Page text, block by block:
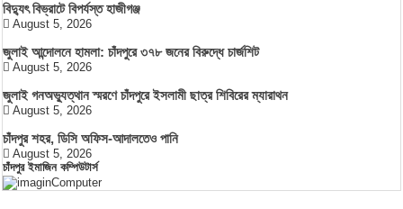
বিদ্যুৎ বিভ্রাটে বিপর্যস্ত হাজীগঞ্জ
August 5, 2026
জুলাই আন্দোলনে হামলা: চাঁদপুরে ৩৭৮ জনের বিরুদ্ধে চার্জশিট
August 5, 2026
জুলাই গনঅভ্যুত্থান স্মরণে চাঁদপুরে ইসলামী ছাত্র শিবিরের ম্যারাথন
August 5, 2026
চাঁদপুর শহর, ডিসি অফিস-আদালতেও পানি
August 5, 2026
চাঁদপুর ইমাজিন কম্পিউটার্স